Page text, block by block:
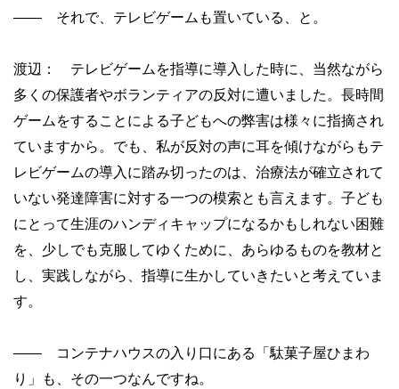
—— それで、テレビゲームも置いている、と。
渡辺： テレビゲームを指導に導入した時に、当然ながら
多くの保護者やボランティアの反対に遭いました。長時間
ゲームをすることによる子どもへの弊害は様々に指摘され
ていますから。でも、私が反対の声に耳を傾けながらもテ
レビゲームの導入に踏み切ったのは、治療法が確立されて
いない発達障害に対する一つの模索とも言えます。子ども
にとって生涯のハンディキャップになるかもしれない困難
を、少しでも克服してゆくために、あらゆるものを教材と
し、実践しながら、指導に生かしていきたいと考えていま
す。
—— コンテナハウスの入り口にある「駄菓子屋ひまわ
り」も、その一つなんですね。